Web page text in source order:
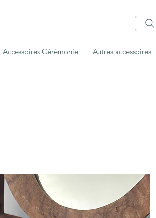
Accessoires Cérémonie Autres accessoires